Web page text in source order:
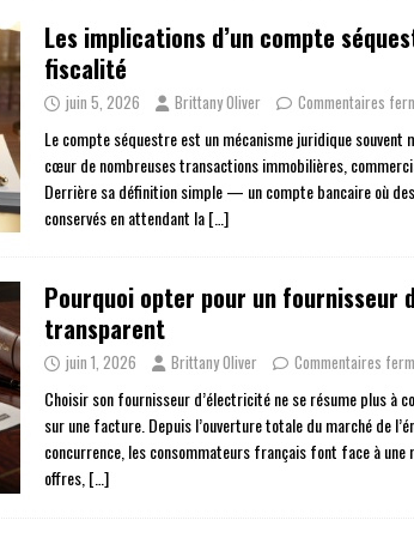
Les implications d’un compte
fiscalité
juin 5, 2026 Brittany Oliver Commentaires
Le compte séquestre est un mécanisme juridique souvent
cœur de nombreuses transactions immobilières,
Derrière sa définition simple — un compte bancaire où
conservés en attendant la[…]
Pourquoi opter pour un fournisseur
transparent
juin 1, 2026 Brittany Oliver Commentaires
Choisir son fournisseur d’électricité ne se résume plus à
sur une facture. Depuis l’ouverture totale du marché de
concurrence, les consommateurs français font face à
offres,[…]